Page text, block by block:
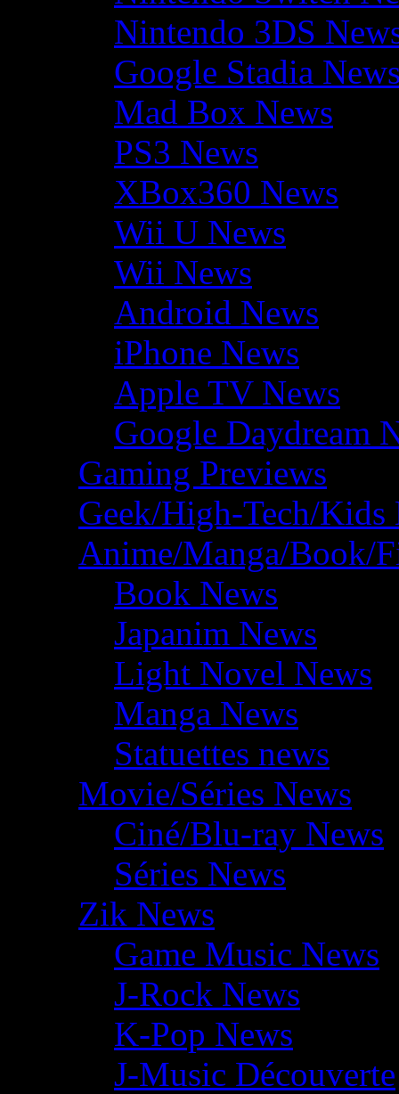
Nintendo 3DS
Google Stadia
Mad Box News
PS3 News
XBox360 News
Wii U News
Wii News
Android News
iPhone News
Apple TV News
Google Daydream
Gaming Previews
Geek/High-Tech/Kids
Anime/Manga/Book/
Book News
Japanim News
Light Novel News
Manga News
Statuettes news
Movie/Séries News
Ciné/Blu-ray News
Séries News
Zik News
Game Music News
J-Rock News
K-Pop News
J-Music Découverte